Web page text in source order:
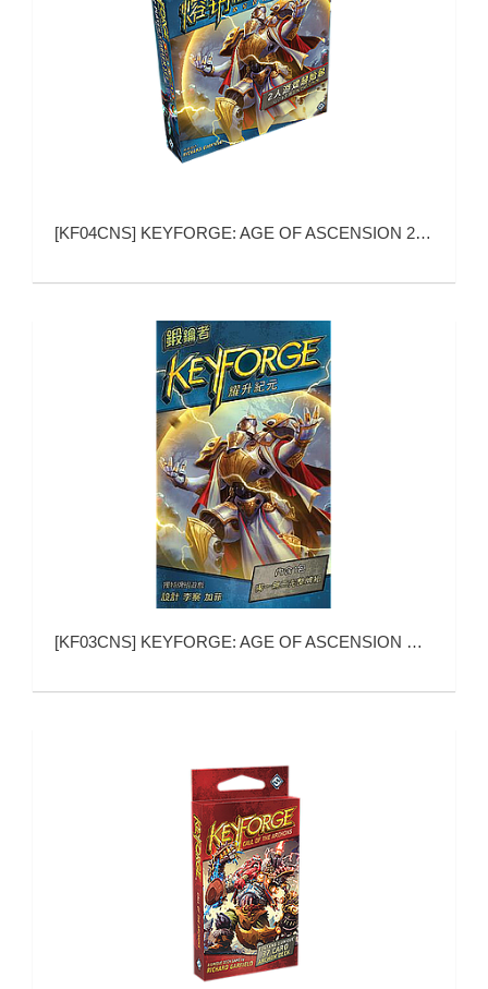
[KF04CNS] KEYFORGE: AGE OF ASCENSION 2 PLAYER STARTER (熔钥秘境：神位时代 2人游戏起始包)
[KF03CNS] KEYFORGE: AGE OF ASCENSION DECK (熔钥秘境：神位时代)